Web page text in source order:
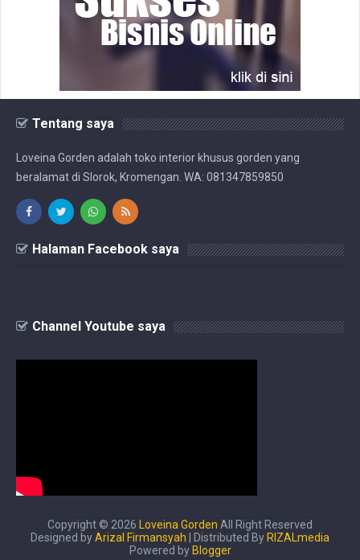
Tentang saya
Loveina Gorden adalah toko interior khusus gorden yang
beralamat di Slorok, Kromengan. WA: 081347859850
Halaman Facebook saya
Channel Youtube saya
Copyright © 2026 Loveina Gorden All Right Reserved
Designed byArizal Firmansyah | Distributed By RIZALmedia
Powered by Blogger